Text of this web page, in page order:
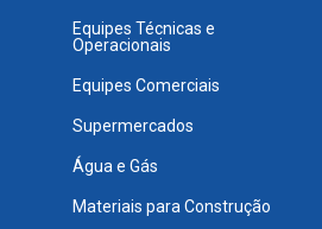
Equipes Técnicas e
Operacionais
Equipes Comerciais
Supermercados
Água e Gás
Materiais para Construção